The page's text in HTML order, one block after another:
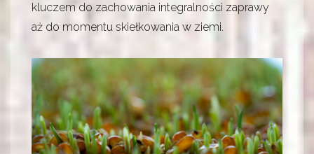
kluczem do zachowania integralności zaprawy
aż do momentu skiełkowania w ziemi.